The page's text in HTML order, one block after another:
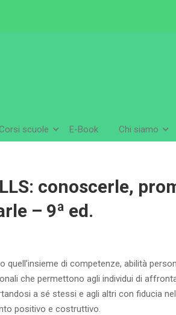
scuole E-Book Chi siamo
conoscerle,
– 9ª ed.
quell’insieme di competenze, abilità
che permettono agli individui di
a sé stessi e agli altri con fiducia
positivo e costruttivo.